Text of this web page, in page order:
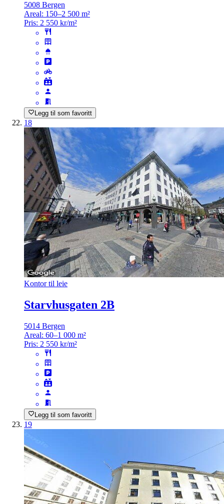
5008 Bergen
Areal: 150–2 500 m²
Pris: 2 550 kr/m²
Legg til som favoritt
18
Kontor til leie
Starvhusgaten 2B
5014 Bergen
Areal: 60–1 000 m²
Pris: 2 550 kr/m²
Legg til som favoritt
19